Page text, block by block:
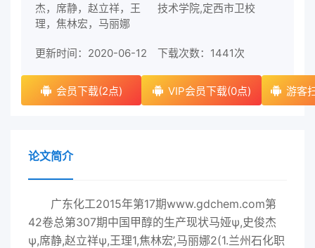
杰，席静，赵立祥，王
理，焦林宏，马丽娜
技术学院,定西市卫校
更新时间：2020-06-12 下载次数： 1441次
会员下载(2点) VIP会员下载(0点) 游客
论文简介
广东化工2015年第17期www.gdchem.com第
42卷总第307期中国甲醇的生产现状马娅ψ,史俊杰
ψ,席静,赵立祥ψ,王理1,焦林宏’,马丽娜2(1.兰州石化职